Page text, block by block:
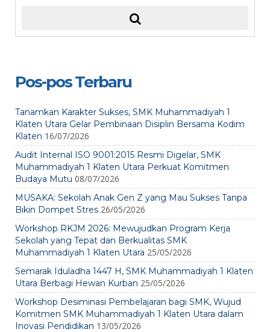
Pos-pos Terbaru
Tanamkan Karakter Sukses, SMK Muhammadiyah 1
Klaten Utara Gelar Pembinaan Disiplin Bersama Kodim
Klaten 16/07/2026
Audit Internal ISO 9001:2015 Resmi Digelar, SMK
Muhammadiyah 1 Klaten Utara Perkuat Komitmen
Budaya Mutu 08/07/2026
MUSAKA: Sekolah Anak Gen Z yang Mau Sukses Tanpa
Bikin Dompet Stres 26/05/2026
Workshop RKJM 2026: Mewujudkan Program Kerja
Sekolah yang Tepat dan Berkualitas SMK
Muhammadiyah 1 Klaten Utara 25/05/2026
Semarak Iduladha 1447 H, SMK Muhammadiyah 1 Klaten
Utara Berbagi Hewan Kurban 25/05/2026
Workshop Desiminasi Pembelajaran bagi SMK, Wujud
Komitmen SMK Muhammadiyah 1 Klaten Utara dalam
Inovasi Pendidikan 13/05/2026